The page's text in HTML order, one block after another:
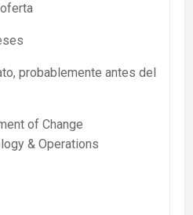
antes del
of Change
& Operations